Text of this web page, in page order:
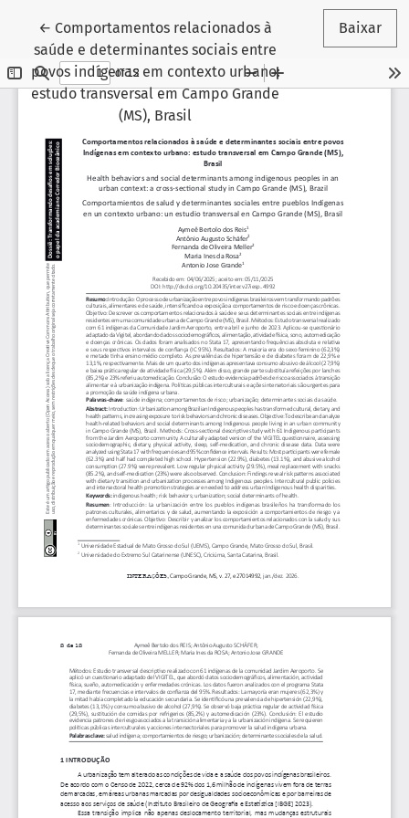
← Voltar aos Detalhes do Artigo
Comportamentos relacionados à
saúde e determinantes sociais entre
povos indígenas em contexto urbano:
estudo transversal em Campo Grande
(MS), Brasil
Baixar